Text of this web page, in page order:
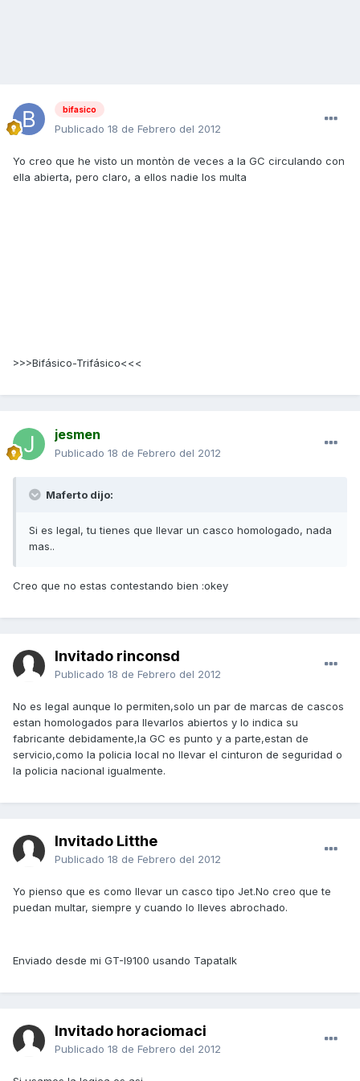
bifasico
Publicado 18 de Febrero del 2012
Yo creo que he visto un montòn de veces a la GC circulando con
ella abierta, pero claro, a ellos nadie los multa
>>>Bifásico-Trifásico<<<
jesmen
Publicado 18 de Febrero del 2012
Maferto dijo:
Si es legal, tu tienes que llevar un casco homologado, nada
mas..
Creo que no estas contestando bien :okey
Invitado rinconsd
Publicado 18 de Febrero del 2012
No es legal aunque lo permiten,solo un par de marcas de cascos
estan homologados para llevarlos abiertos y lo indica su
fabricante debidamente,la GC es punto y a parte,estan de
servicio,como la policia local no llevar el cinturon de seguridad o
la policia nacional igualmente.
Invitado Litthe
Publicado 18 de Febrero del 2012
Yo pienso que es como llevar un casco tipo Jet.No creo que te
puedan multar, siempre y cuando lo lleves abrochado.
Enviado desde mi GT-I9100 usando Tapatalk
Invitado horaciomaci
Publicado 18 de Febrero del 2012